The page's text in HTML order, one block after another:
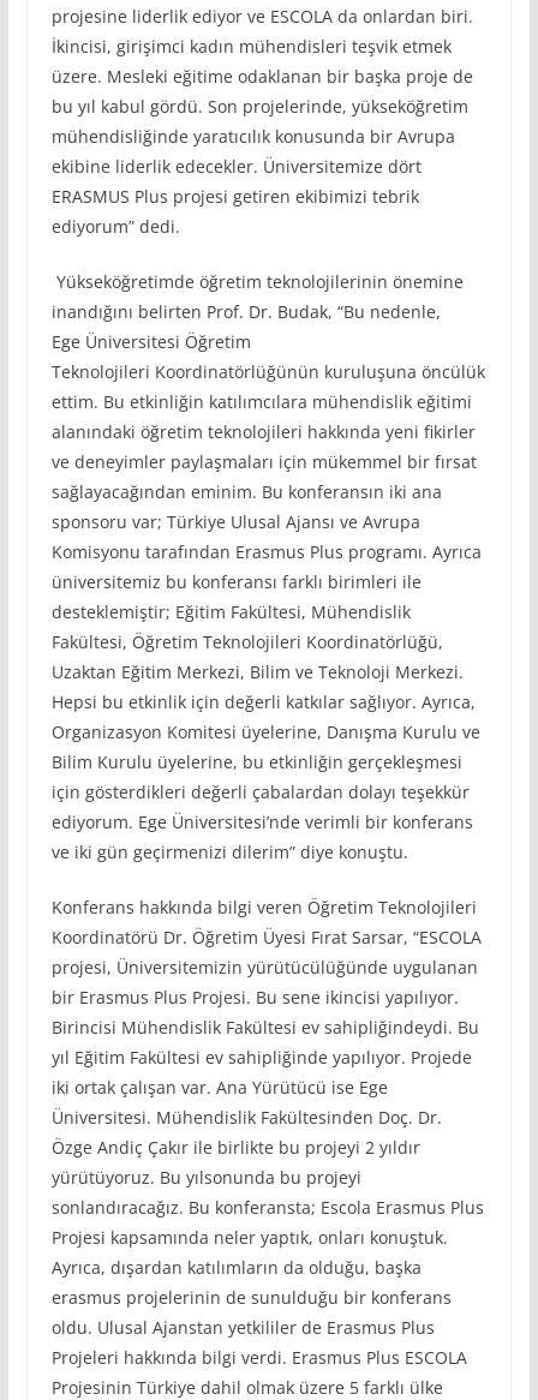
projesine liderlik ediyor ve ESCOLA da onlardan biri.
İkincisi, girişimci kadın mühendisleri teşvik etmek
üzere. Mesleki eğitime odaklanan bir başka proje de
bu yıl kabul gördü. Son projelerinde, yükseköğretim
mühendisliğinde yaratıcılık konusunda bir Avrupa
ekibine liderlik edecekler. Üniversitemize dört
ERASMUS Plus projesi getiren ekibimizi tebrik
ediyorum” dedi.
Yükseköğretimde öğretim teknolojilerinin önemine
inandığını belirten Prof. Dr. Budak, “Bu nedenle,
Ege Üniversitesi Öğretim
Teknolojileri Koordinatörlüğünün kuruluşuna öncülük
ettim. Bu etkinliğin katılımcılara mühendislik eğitimi
alanındaki öğretim teknolojileri hakkında yeni fikirler
ve deneyimler paylaşmaları için mükemmel bir fırsat
sağlayacağından eminim. Bu konferansın iki ana
sponsoru var; Türkiye Ulusal Ajansı ve Avrupa
Komisyonu tarafından Erasmus Plus programı. Ayrıca
üniversitemiz bu konferansı farklı birimleri ile
desteklemiştir; Eğitim Fakültesi, Mühendislik
Fakültesi, Öğretim Teknolojileri Koordinatörlüğü,
Uzaktan Eğitim Merkezi, Bilim ve Teknoloji Merkezi.
Hepsi bu etkinlik için değerli katkılar sağlıyor. Ayrıca,
Organizasyon Komitesi üyelerine, Danışma Kurulu ve
Bilim Kurulu üyelerine, bu etkinliğin gerçekleşmesi
için gösterdikleri değerli çabalardan dolayı teşekkür
ediyorum. Ege Üniversitesi’nde verimli bir konferans
ve iki gün geçirmenizi dilerim” diye konuştu.
Konferans hakkında bilgi veren Öğretim Teknolojileri
Koordinatörü Dr. Öğretim Üyesi Fırat Sarsar, “ESCOLA
projesi, Üniversitemizin yürütücülüğünde uygulanan
bir Erasmus Plus Projesi. Bu sene ikincisi yapılıyor.
Birincisi Mühendislik Fakültesi ev sahipliğindeydi. Bu
yıl Eğitim Fakültesi ev sahipliğinde yapılıyor. Projede
iki ortak çalışan var. Ana Yürütücü ise Ege
Üniversitesi. Mühendislik Fakültesinden Doç. Dr.
Özge Andiç Çakır ile birlikte bu projeyi 2 yıldır
yürütüyoruz. Bu yılsonunda bu projeyi
sonlandıracağız. Bu konferansta; Escola Erasmus Plus
Projesi kapsamında neler yaptık, onları konuştuk.
Ayrıca, dışardan katılımların da olduğu, başka
erasmus projelerinin de sunulduğu bir konferans
oldu. Ulusal Ajanstan yetkililer de Erasmus Plus
Projeleri hakkında bilgi verdi. Erasmus Plus ESCOLA
Projesinin Türkiye dahil olmak üzere 5 farklı ülke